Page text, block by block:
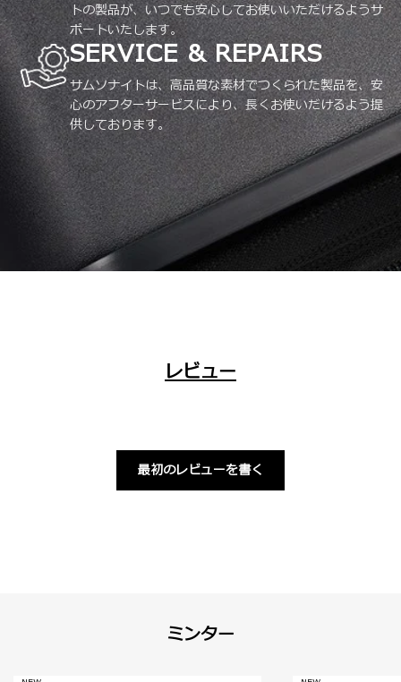
トの製品が、いつでも安心してお使いいただけるようサ
ポートいたします。
SERVICE & REPAIRS
サムソナイトは、高品質な素材でつくられた製品を、安
心のアフターサービスにより、長くお使いだけるよう提
供しております。
レビュー
最初のレビューを書く
ミンター